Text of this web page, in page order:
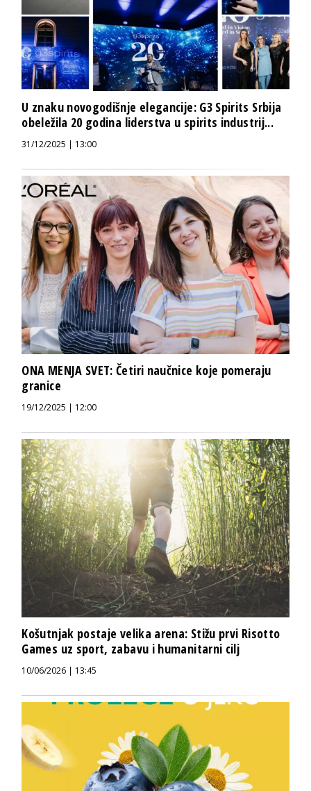
U znaku novogodišnje elegancije: G3 Spirits Srbija
obeležila 20 godina liderstva u spirits industrij...
31/12/2025 | 13:00
ONA MENJA SVET: Četiri naučnice koje pomeraju
granice
19/12/2025 | 12:00
Košutnjak postaje velika arena: Stižu prvi Risotto
Games uz sport, zabavu i humanitarni cilj
10/06/2026 | 13:45